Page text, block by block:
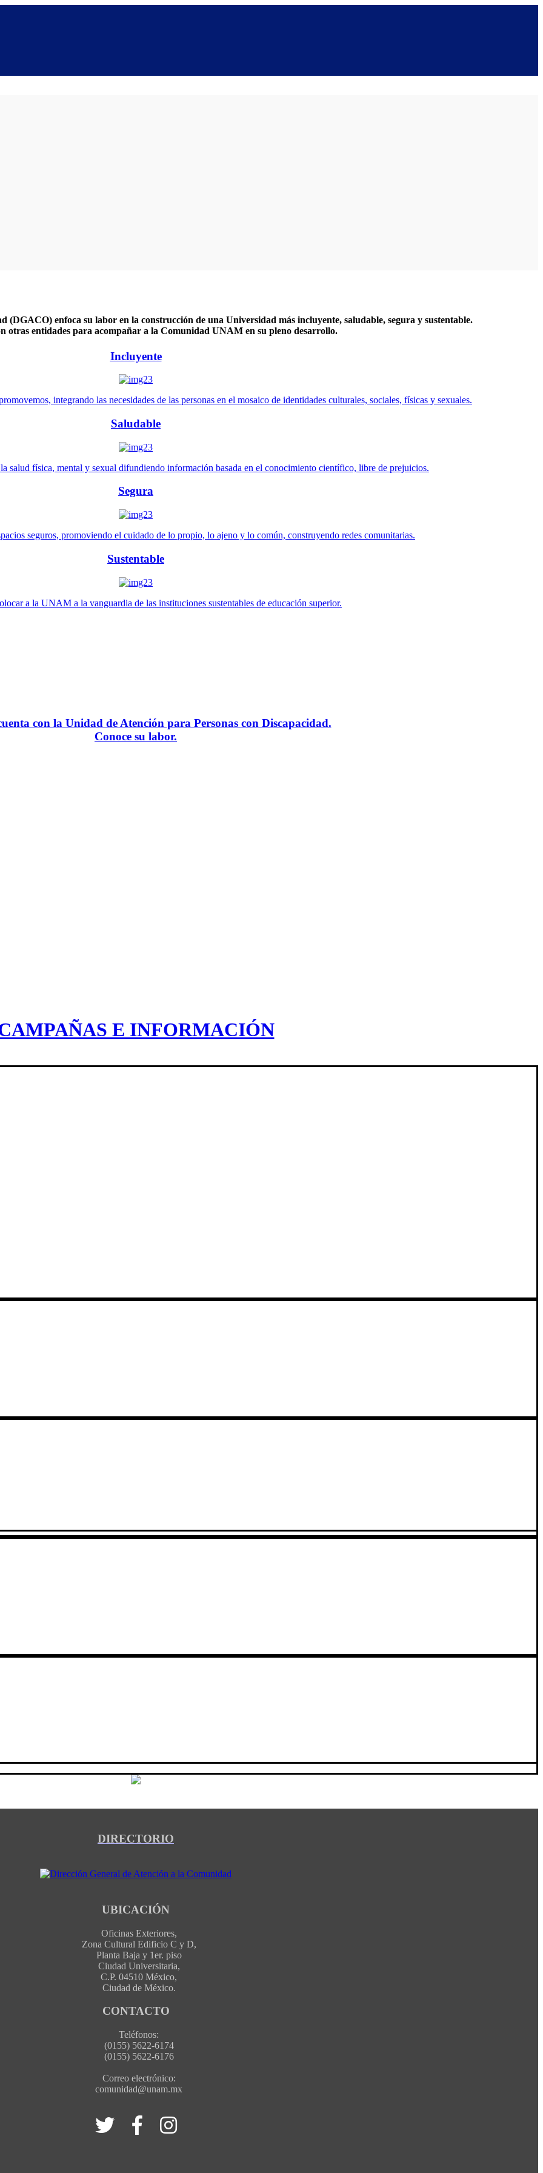
(DGACO) enfoca su labor en la construcción de una Universidad más incluyente, saludable, segura y sustentable.
otras entidades para acompañar a la Comunidad UNAM en su pleno desarrollo.
Incluyente
integrando las necesidades de las personas en el mosaico de identidades culturales, sociales, físicas y sexuales.
Saludable
salud física, mental y sexual difundiendo información basada en el conocimiento científico, libre de prejuicios.
Segura
seguros, promoviendo el cuidado de lo propio, lo ajeno y lo común, construyendo redes comunitarias.
Sustentable
a la UNAM a la vanguardia de las instituciones sustentables de educación superior.
con la Unidad de Atención para Personas con Discapacidad.
Conoce su labor.
E INFORMACIÓN
DIRECTORIO
UBICACIÓN
Oficinas Exteriores,
Zona Cultural Edificio C y D,
Planta Baja y 1er. piso
Ciudad Universitaria,
C.P. 04510 México,
Ciudad de México.
CONTACTO
Teléfonos:
(0155) 5622-6174
(0155) 5622-6176
Correo electrónico:
comunidad@unam.mx